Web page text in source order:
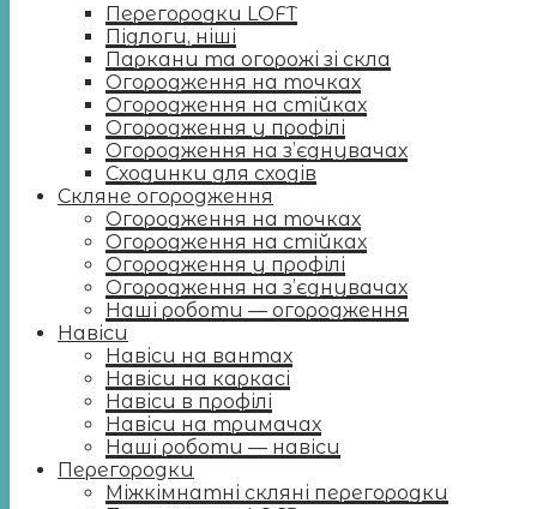
Перегородки LOFT
Підлоги, ніші
Паркани та огорожі зі скла
Огородження на точках
Огородження на стійках
Огородження у профілі
Огородження на з’єднувачах
Сходинки для сходів
Скляне огородження
Огородження на точках
Огородження на стійках
Огородження у профілі
Огородження на з’єднувачах
Наші роботи — огородження
Навіси
Навіси на вантах
Навіси на каркасі
Навіси в профілі
Навіси на тримачах
Наші роботи — навіси
Перегородки
Міжкімнатні скляні перегородки